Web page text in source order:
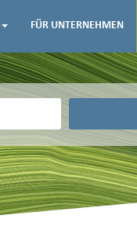
FÜR UNTERNEHMEN